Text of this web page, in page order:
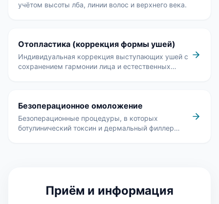
учётом высоты лба, линии волос и верхнего века.
Отопластика (коррекция формы ушей)
Индивидуальная коррекция выступающих ушей с
сохранением гармонии лица и естественных
Безоперационное омоложение
Безоперационные процедуры, в которых
ботулинический токсин и дермальный филлер
Приём и информация